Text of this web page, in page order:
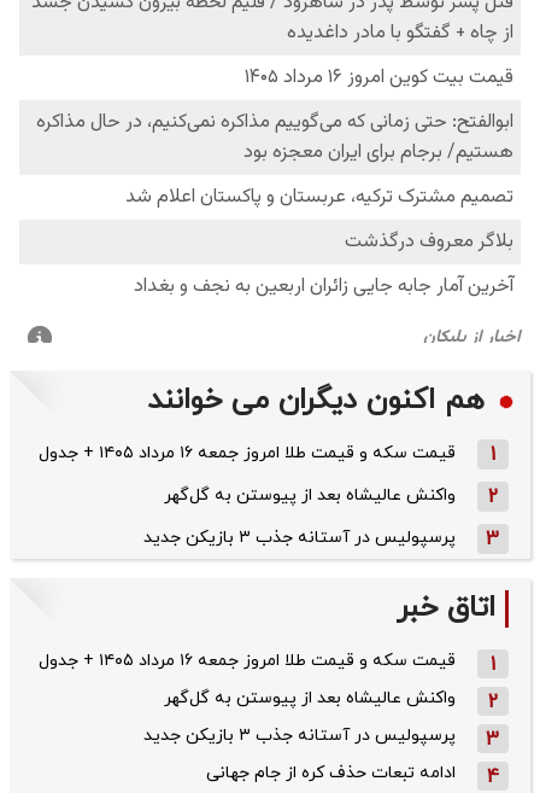
هم اکنون دیگران می خوانند
1 قیمت سکه و قیمت طلا امروز جمعه ۱۶ مرداد ۱۴۰۵ + جدول
2 واکنش عالیشاه بعد از پیوستن به گل‌گهر
3 پرسپولیس در آستانه جذب ۳ بازیکن جدید
اتاق خبر
1 قیمت سکه و قیمت طلا امروز جمعه ۱۶ مرداد ۱۴۰۵ + جدول
2 واکنش عالیشاه بعد از پیوستن به گل‌گهر
3 پرسپولیس در آستانه جذب ۳ بازیکن جدید
4 ادامه تبعات حذف کره از جام جهانی